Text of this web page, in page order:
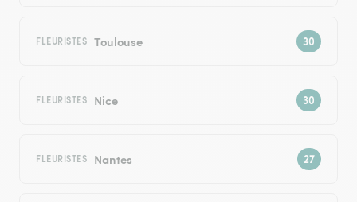
FLEURISTES Toulouse
FLEURISTES Nice
FLEURISTES Nantes